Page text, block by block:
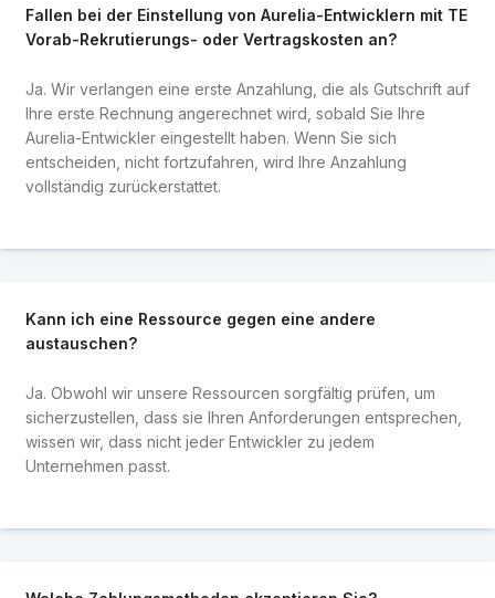
Fallen bei der Einstellung von Aurelia-Entwicklern mit TE
Vorab-Rekrutierungs- oder Vertragskosten an?
Ja. Wir verlangen eine erste Anzahlung, die als Gutschrift auf
Ihre erste Rechnung angerechnet wird, sobald Sie Ihre
Aurelia-Entwickler eingestellt haben. Wenn Sie sich
entscheiden, nicht fortzufahren, wird Ihre Anzahlung
vollständig zurückerstattet.
Kann ich eine Ressource gegen eine andere
austauschen?
Ja. Obwohl wir unsere Ressourcen sorgfältig prüfen, um
sicherzustellen, dass sie Ihren Anforderungen entsprechen,
wissen wir, dass nicht jeder Entwickler zu jedem
Unternehmen passt.